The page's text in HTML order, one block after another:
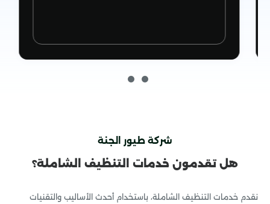
خدمات مكافحة الحشرات
شركة طيور الجنة
هل تقدمون خدمات التنظيف الشاملة؟
نقدم خدمات التنظيف الشاملة، باستخدام أحدث الأساليب والتقنيات